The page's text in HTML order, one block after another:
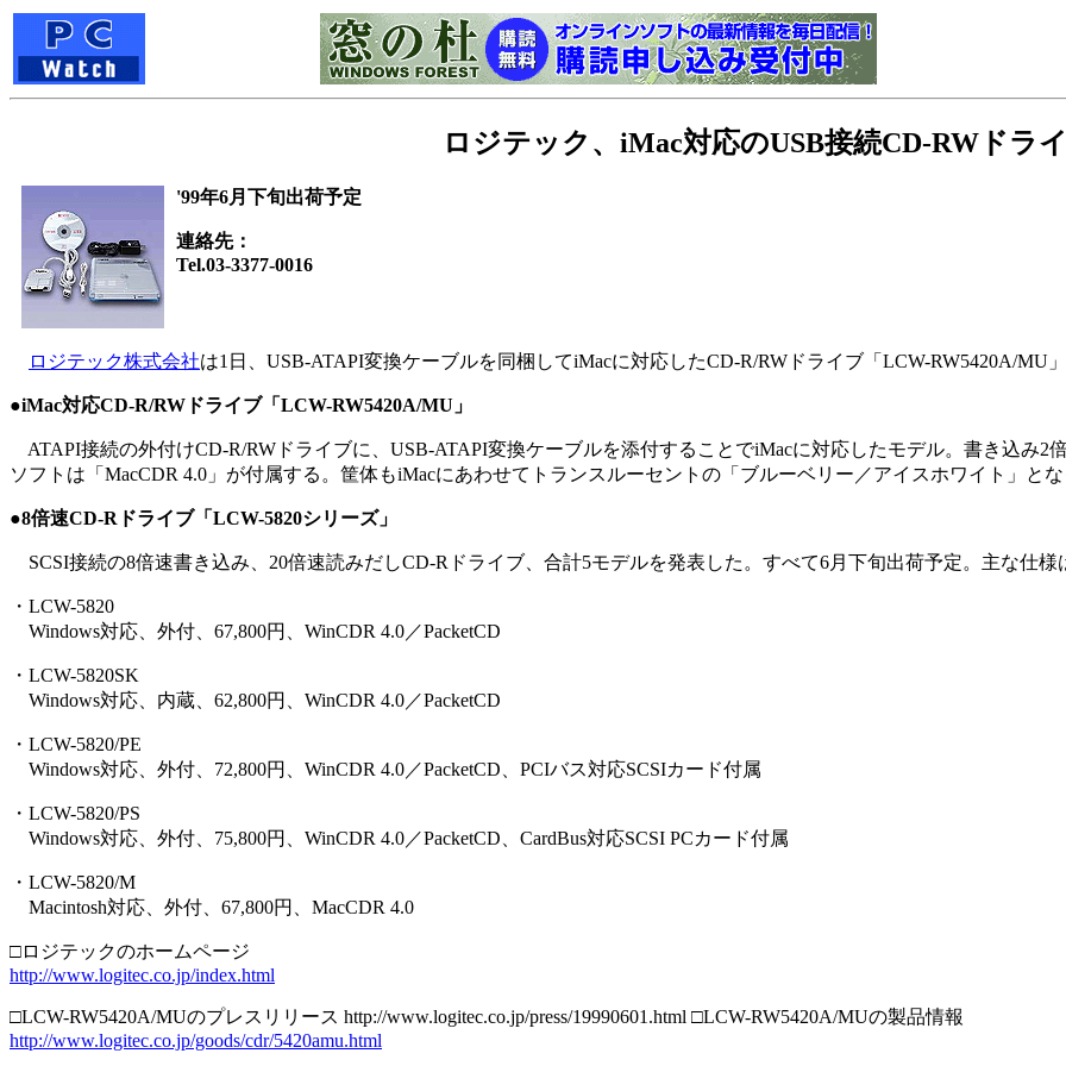
ロジテック、iMac対応のUSB接続CD-RWドラ
'99年6月下旬出荷予定
連絡先：
Tel.03-3377-0016
ロジテック株式会社は1日、USB-ATAPI変換ケーブルを同梱してiMacに対応したCD-R/RWドライブ「LCW-RW5420A/MU
●iMac対応CD-R/RWドライブ「LCW-RW5420A/MU」
ATAPI接続の外付けCD-R/RWドライブに、USB-ATAPI変換ケーブルを添付することでiMacに対応したモデル。書き込み2
ソフトは「MacCDR 4.0」が付属する。筐体もiMacにあわせてトランスルーセントの「ブルーベリー／アイスホワイト」と
●8倍速CD-Rドライブ「LCW-5820シリーズ」
SCSI接続の8倍速書き込み、20倍速読みだしCD-Rドライブ、合計5モデルを発表した。すべて6月下旬出荷予定。主な仕様
・LCW-5820
Windows対応、外付、67,800円、WinCDR 4.0／PacketCD
・LCW-5820SK
Windows対応、内蔵、62,800円、WinCDR 4.0／PacketCD
・LCW-5820/PE
Windows対応、外付、72,800円、WinCDR 4.0／PacketCD、PCIバス対応SCSIカード付属
・LCW-5820/PS
Windows対応、外付、75,800円、WinCDR 4.0／PacketCD、CardBus対応SCSI PCカード付属
・LCW-5820/M
Macintosh対応、外付、67,800円、MacCDR 4.0
□ロジテックのホームページ
http://www.logitec.co.jp/index.html
□LCW-RW5420A/MUのプレスリリース http://www.logitec.co.jp/press/19990601.html □LCW-RW5420A/MUの製品情報
http://www.logitec.co.jp/goods/cdr/5420amu.html